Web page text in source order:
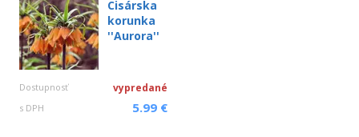
Cisárska
korunka
''Aurora''
Dostupnosť vypredané
s DPH 5.99 €